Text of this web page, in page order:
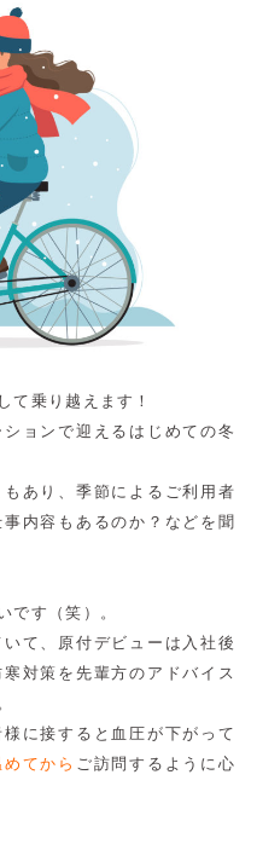
て乗り越えます！
ョンで迎えるはじめての冬
あり、季節によるご利用者
内容もあるのか？などを聞
です（笑）。
て、原付デビューは入社後
対策を先輩方のアドバイス
に接すると血圧が下がって
てから ご訪問するように心